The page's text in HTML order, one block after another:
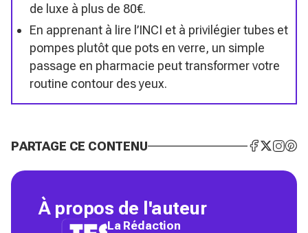
de luxe à plus de 80€.
En apprenant à lire l’INCI et à privilégier tubes et
pompes plutôt que pots en verre, un simple
passage en pharmacie peut transformer votre
routine contour des yeux.
PARTAGE CE CONTENU
À propos de l'auteur
La Rédaction